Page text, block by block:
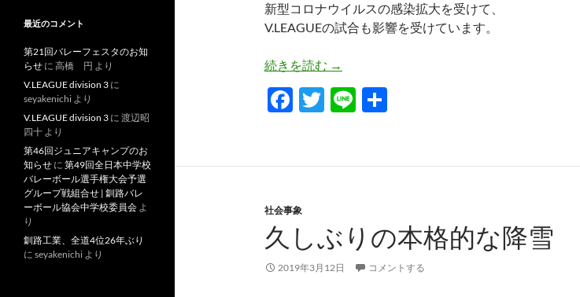
新型コロナウイルスの感染拡大を受けて、
V.LEAGUEの試合も影響を受けています。
続きを読む 新型コロナウイルス、V.LEAGUEにも影響
→
F
b
o
o
k
T
er
Li
社会事象
久しぶりの本格的な降雪
2019年3月12日 コメントする
最近のコメント
第21回バレーフェスタのお知
らせ に 高橋 円 より
V.LEAGUE division 3 に
seyakenichi より
V.LEAGUE division 3 に 渡辺昭
四十 より
第46回ジュニアキャンプのお
知らせ に 第49回全日本中学校
バレーボール選手権大会予選
グループ戦組合せ | 釧路バレ
ーボール協会中学校委員会 よ
り
釧路工業、全道4位26年ぶり
に seyakenichi より